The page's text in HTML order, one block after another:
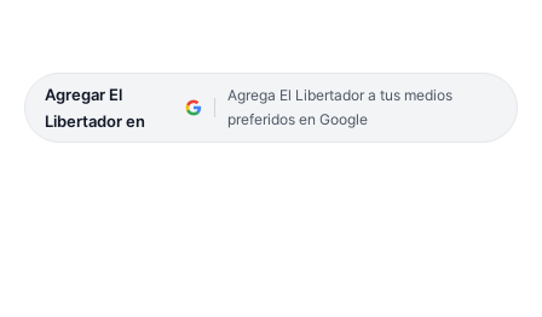
Agregar El
Libertador en
Agrega El Libertador a tus medios
preferidos en Google